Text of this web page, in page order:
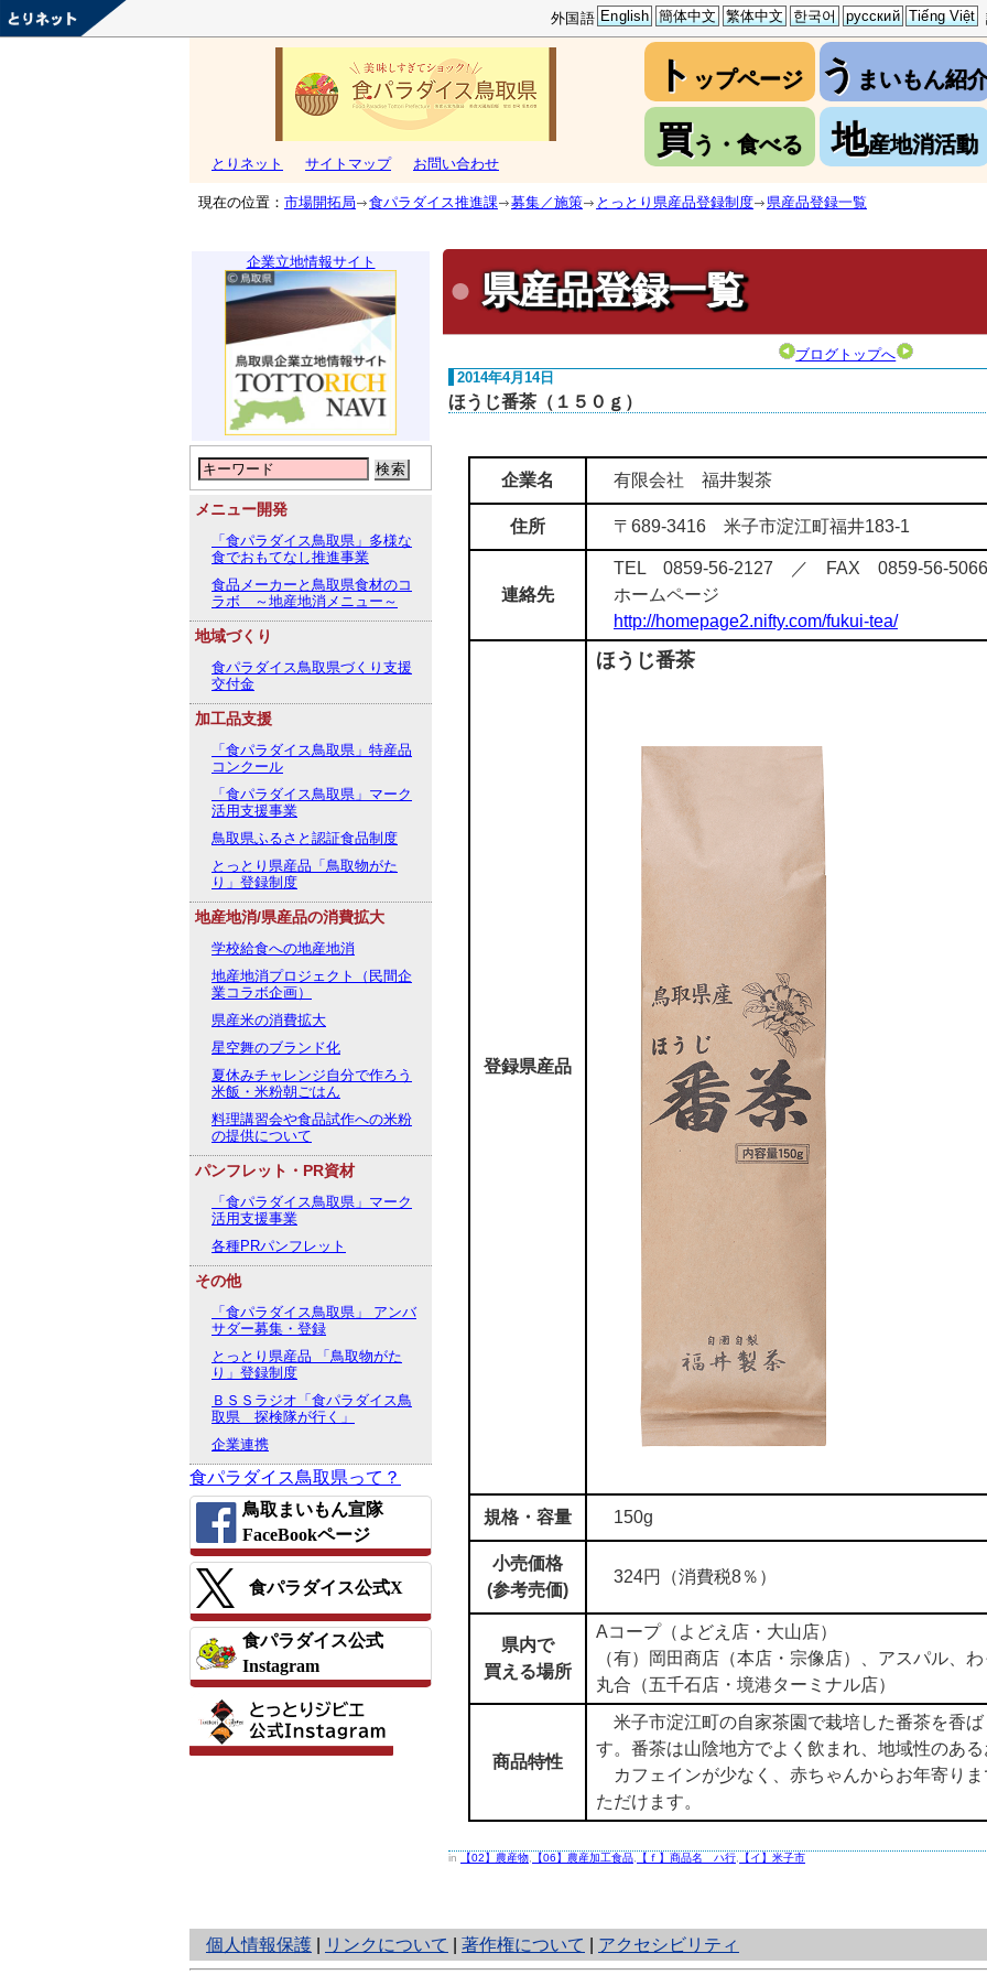
外国語 English 簡体中文 繁体中文 한국어 русский Tiếng Việt
とりネット サイトマップ お問い合わせ
ト ップページ う まいもん紹
買う・食べる 地産地消活動
現在の位置： 市場開拓局 食パラダイス推進課 募集／施策 とっとり県産品登録制度 県産品登録一覧
企業立地情報サイト
検索
メニュー開発
「食パラダイス鳥取県」多様な
食でおもてなし推進事業
食品メーカーと鳥取県食材のコ
ラボ ～地産地消メニュー～
地域づくり
食パラダイス鳥取県づくり支援
交付金
加工品支援
「食パラダイス鳥取県」特産品
コンクール
「食パラダイス鳥取県」マーク
活用支援事業
鳥取県ふるさと認証食品制度
とっとり県産品「鳥取物がた
り」登録制度
地産地消/県産品の消費拡大
学校給食への地産地消
地産地消プロジェクト（民間企
業コラボ企画）
県産米の消費拡大
星空舞のブランド化
夏休みチャレンジ自分で作ろう
米飯・米粉朝ごはん
料理講習会や食品試作への米粉
の提供について
パンフレット・PR資材
「食パラダイス鳥取県」マーク
活用支援事業
各種PRパンフレット
その他
「食パラダイス鳥取県」 アンバ
サダー募集・登録
とっとり県産品 「鳥取物がた
り」登録制度
ＢＳＳラジオ「食パラダイス鳥
取県 探検隊が行く」
企業連携
食パラダイス鳥取県って？
鳥取まいもん宣隊
FaceBookページ
食パラダイス公式X
食パラダイス公式
Instagram
県産品登録一覧
ブログトップへ
2014年4月14日
ほうじ番茶（１５０ｇ）
企業名 有限会社 福井製茶
住所 〒689-3416 米子市淀江町福井183-1
連絡先
TEL 0859-56-2127 ／ FAX 0859-56-5066
ホームページ
http://homepage2.nifty.com/fukui-tea/
登録県産品
ほうじ番茶
規格・容量 150g
小売価格
(参考売価)
324円（消費税8％）
県内で
買える場所
Aコープ（よどえ店・大山店）
（有）岡田商店（本店・宗像店）、アスパル、
丸合（五千石店・境港ターミナル店）
商品特性
米子市淀江町の自家茶園で栽培した番茶を香
す。番茶は山陰地方でよく飲まれ、地域性のあ
カフェインが少なく、赤ちゃんからお年寄り
ただけます。
in 【02】農産物 【06】農産加工食品 【ｆ】商品名 ハ行 【イ】米子市
個人情報保護
と
り
リンクについて 著作権について アクセシビリティ